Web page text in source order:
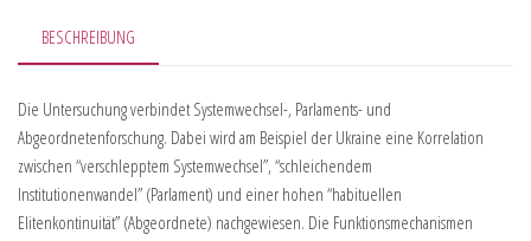
BESCHREIBUNG
Die Untersuchung verbindet Systemwechsel-, Parlaments- und
Abgeordnetenforschung. Dabei wird am Beispiel der Ukraine eine Korrelation
zwischen “verschlepptem Systemwechsel”, “schleichendem
Institutionenwandel” (Parlament) und einer hohen “habituellen
Elitenkontinuität” (Abgeordnete) nachgewiesen. Die Funktionsmechanismen